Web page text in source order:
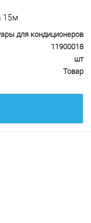
15м
для кондиционеров
11900018
шт
Товар